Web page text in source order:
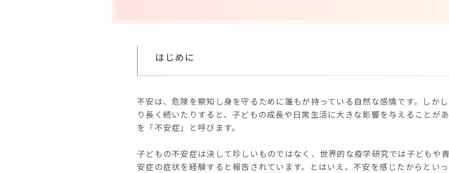
はじめに
不安は、危険を察知し身を守るために誰もが持っている自然な感情です。しか
り長く続いたりすると、子どもの成長や日常生活に大きな影響を与えることが
を「不安症」と呼びます。
子どもの不安症は決して珍しいものではなく、世界的な疫学研究では子どもや
安症の症状を経験すると報告されています。とはいえ、不安を感じたからとい